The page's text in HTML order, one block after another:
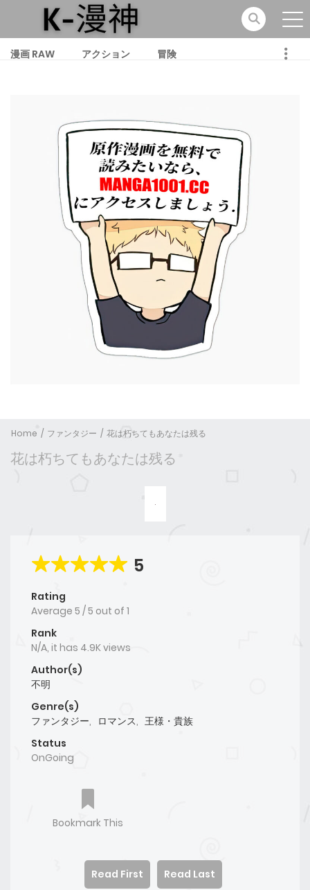
漫画 RAW アクション 冒険
Home ファンタジー 花は朽ちてもあなたは残る
花は朽ちてもあなたは残る
5
Rating
Average 5 /5 out of 1
Rank
N/A, it has 4.9K views
Author(s)
不明
Genre(s)
ファンタジー, ロマンス, 王様・貴族
Status
OnGoing
Bookmark This
Read First Read Last